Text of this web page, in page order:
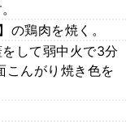
の鶏肉を焼く。
して弱中火で3分
こんがり焼き色を